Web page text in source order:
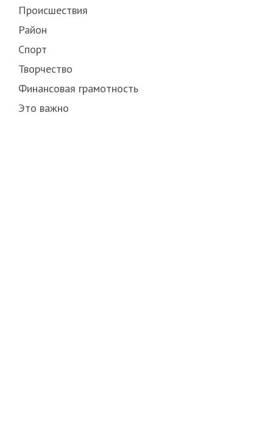
Происшествия
Район
Спорт
Творчество
Финансовая грамотность
Это важно